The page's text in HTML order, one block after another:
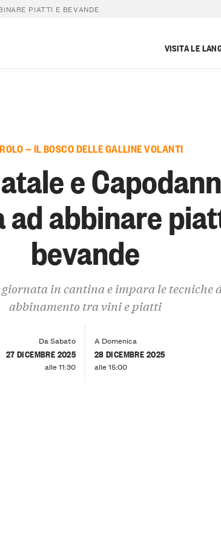
PIATTI E BEVANDE
VISITA LE
— IL BOSCO DELLE GALLINE VOLANTI
e
ad abbinare
bevande
giornata in cantina e impara le tecniche
abbinamento tra vini e piatti
Da Sabato
27 DICEMBRE 2025
alle 11:30
A Domenica
28 DICEMBRE 2025
alle 15:00